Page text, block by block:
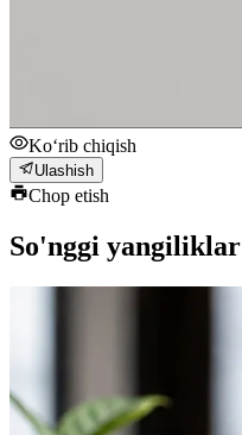
Ko‘rib chiqish
Ulashish
Chop etish
So'nggi yangiliklar